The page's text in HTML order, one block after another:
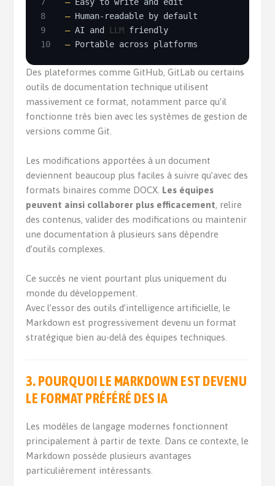
8
–Human-readable by default
9
–AI and LLM friendly
10
–Portable across platforms
Des plateformes comme GitHub, GitLab ou certains
outils de documentation technique utilisent
massivement ce format, notamment parce qu’il
fonctionne très bien avec les systèmes de gestion de
versions comme Git.
Les modifications apportées à un document
deviennent beaucoup plus faciles à suivre qu’avec des
formats binaires comme DOCX. Les équipes
peuvent ainsi collaborer plus efficacement, relire
des contenus, valider des modifications ou maintenir
une documentation à plusieurs sans dépendre
d’outils complexes.
Ce succès ne vient pourtant plus uniquement du
monde du développement.
Avec l’essor des outils d’intelligence artificielle, le
Markdown est progressivement devenu un format
stratégique bien au-delà des équipes techniques.
3. POURQUOI LE MARKDOWN EST DEVENU
LE FORMAT PRÉFÉRÉ DES IA
Les modèles de langage modernes fonctionnent
principalement à partir de texte. Dans ce contexte, le
Markdown possède plusieurs avantages
particulièrement intéressants.